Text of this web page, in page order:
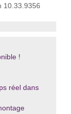
10.33.9356
!
réel dans